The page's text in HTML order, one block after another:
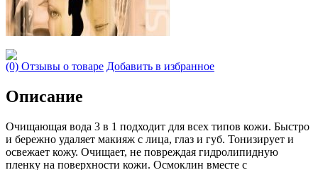
(0) Отзывы о товаре Добавить в избранное
Описание
Очищающая вода 3 в 1 подходит для всех типов кожи. Быстро
и бережно удаляет макияж с лица, глаз и губ. Тонизирует и
освежает кожу. Очищает, не повреждая гидролипидную
пленку на поверхности кожи. Осмоклин вместе с